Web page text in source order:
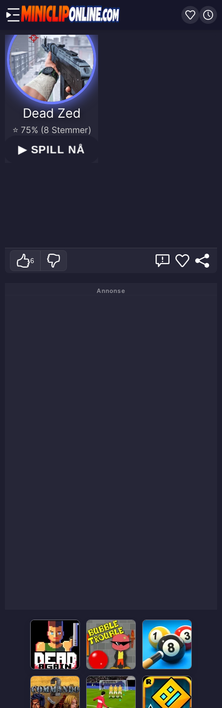
Dead Zed
⭐ 75% (8 Stemmer)
▶SPILL NÅ
6
Annonse